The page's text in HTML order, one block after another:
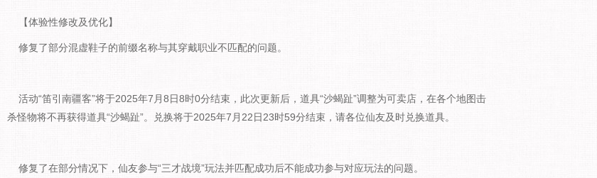
【体验性修改及优化】
修复了部分混虚鞋子的前缀名称与其穿戴职业不匹配的问题。
活动“笛引南疆客”将于2025年7月8日8时0分结束，此次更新后，道具“沙蝎趾”调整为可卖店，在各个地图击
杀怪物将不再获得道具“沙蝎趾”。兑换将于2025年7月22日23时59分结束，请各位仙友及时兑换道具。
修复了在部分情况下，仙友参与“三才战境”玩法并匹配成功后不能成功参与对应玩法的问题。